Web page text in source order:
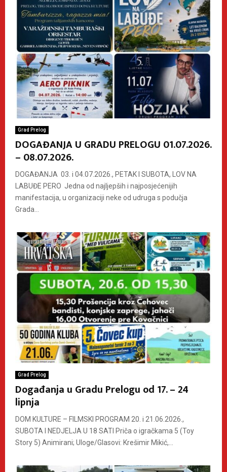
Grad Prelog
DOGAĐANJA U GRADU PRELOGU 01.07.2026.
– 08.07.2026.
DOGAĐANJA 03. i 04.07.2026., PETAK I SUBOTA, LOV NA
LABUĐE PERO Jedna od najljepših i najposjećenijih
manifestacija, u organizaciji neke od udruga s podučja
Grada...
Grad Prelog
Događanja u Gradu Prelogu od 17. – 24
lipnja
DOM KULTURE – FILMSKI PROGRAM 20. i 21.06.2026.,
SUBOTA I NEDJELJA U 18 SATI Priča o igračkama 5 (Toy
Story 5) Animirani; Uloge/Glasovi: Krešimir Mikić,...